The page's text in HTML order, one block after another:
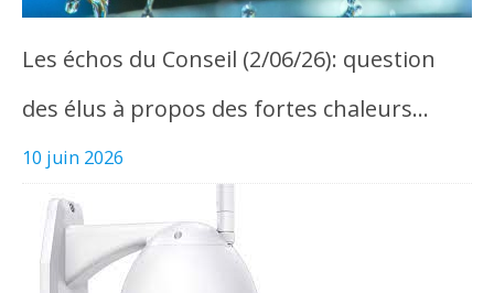
Les échos du Conseil (2/06/26): question
des élus à propos des fortes chaleurs…
10 juin 2026